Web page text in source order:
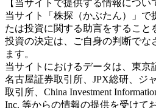
【当サイトで提供する情報につい
当サイト「株探（かぶたん）」で
たは投資に関する助言をすること
投資の決定は、ご自身の判断でな
ます。
当サイトにおけるデータは、東京
名古屋証券取引所、JPX総研、ジ
取引所、China Investment
Inc. 等からの情報の提供を受けて